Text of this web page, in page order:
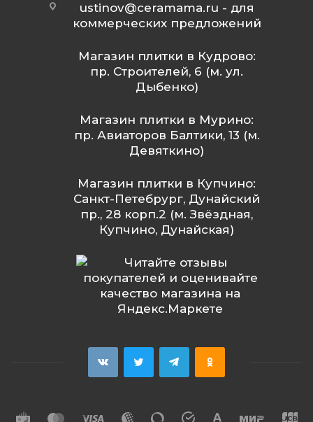
ustinov@ceramama.ru - для
коммерческих предложений
Магазин плитки в Кудрово:
пр. Строителей, 6 (м. ул.
Дыбенко)
Магазин плитки в Мурино:
пр. Авиаторов Балтики, 13 (м.
Девяткино)
Магазин плитки в Купчино:
Санкт-Петебрург, Дунайский
пр., 28 корп.2 (м. Звёздная,
Купчино, Дунайская)